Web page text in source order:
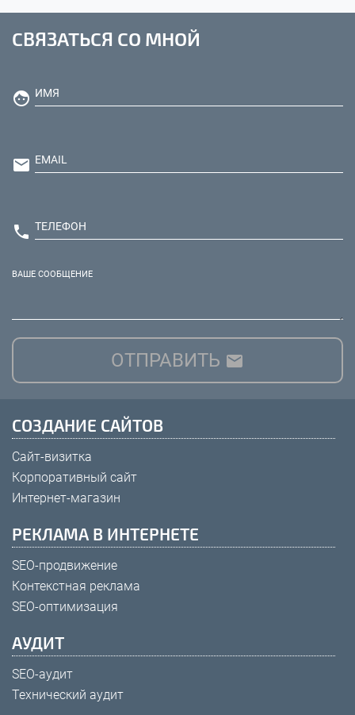
СВЯЗАТЬСЯ СО МНОЙ
 ИМЯ
 EMAIL
 ТЕЛЕФОН
ВАШЕ СООБЩЕНИЕ
ОТПРАВИТЬ 
СОЗДАНИЕ САЙТОВ
Сайт-визитка
Корпоративный сайт
Интернет-магазин
РЕКЛАМА В ИНТЕРНЕТЕ
SEO-продвижение
Контекстная реклама
SEO-оптимизация
АУДИТ
SEO-аудит
Технический аудит